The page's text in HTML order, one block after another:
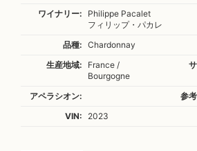
ワイナリー:
Philippe Pacalet
フィリップ・パカレ
品種:
Chardonnay
生産地域:
France /
Bourgogne
アペラシオン: 参
VIN:
2023